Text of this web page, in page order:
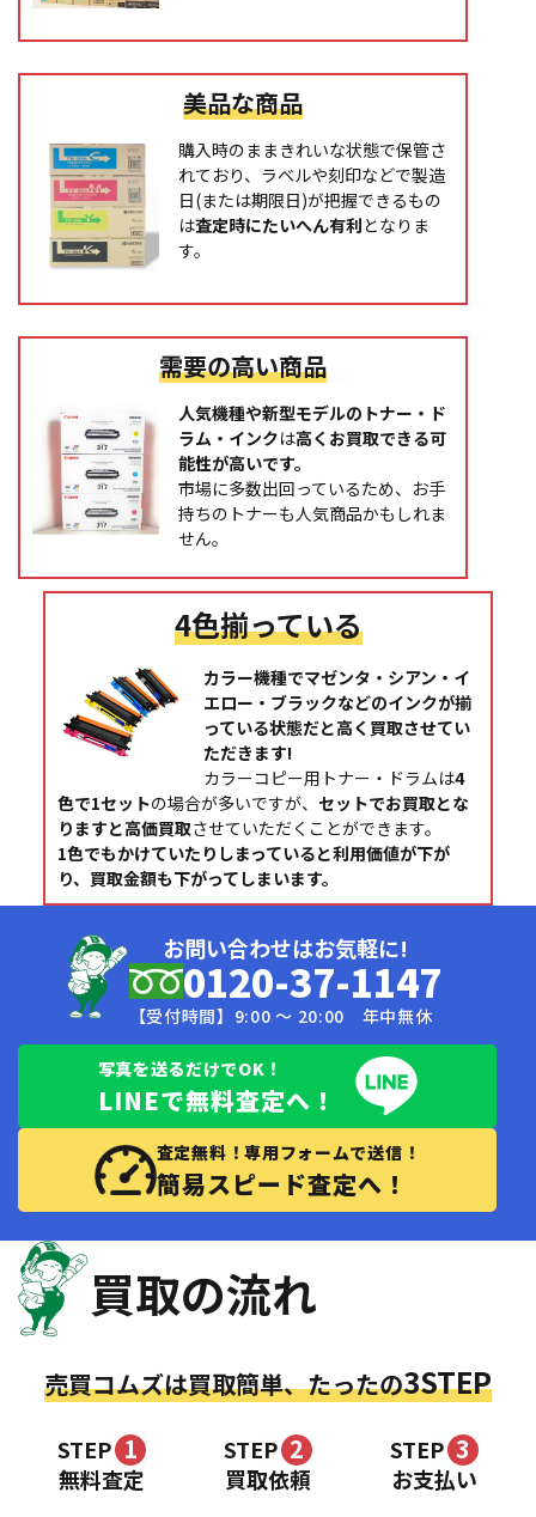
美品な商品
購入時のままきれいな状態で保管さ
れており、ラベルや刻印などで製造
日(または期限日)が把握できるもの
は査定時にたいへん有利となりま
す。
需要の高い商品
人気機種や新型モデルのトナー・ド
ラム・インクは高くお買取できる可
能性が高いです。
市場に多数出回っているため、お手
持ちのトナーも人気商品かもしれま
せん。
4色揃っている
カラー機種でマゼンタ・シアン・イ
エロー・ブラックなどのインクが揃
っている状態だと高く買取させてい
ただきます!
カラーコピー用トナー・ドラムは4
色で1セットの場合が多いですが、 セットでお買取とな
りますと高価買取させていただくことができます。
1色でもかけていたりしまっていると利用価値が下が
り、買取金額も下がってしまいます。
お問い合わせはお気軽に!
0120-37-1147
【受付時間】9:00 〜 20:00 年中無休
写真を送るだけでOK！
LINEで無料査定へ！
査定無料！専用フォームで送信！
簡易スピード査定へ！
買取の流れ
売買コムズは買取簡単、たったの3STEP
STEP 1
無料査定
STEP 2
買取依頼
STEP 3
お支払い